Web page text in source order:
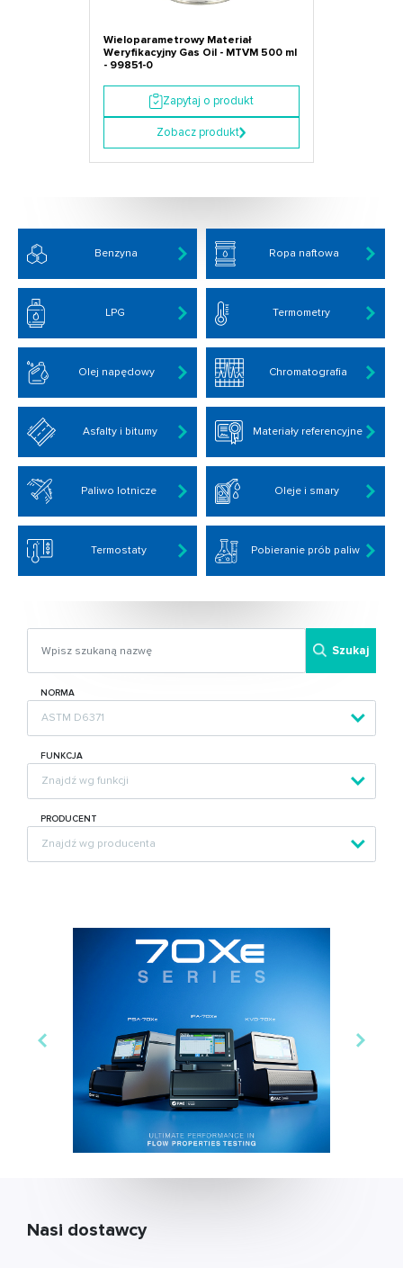
Wieloparametrowy Materiał
Weryfikacyjny Gas Oil - MTVM 500 ml
- 99851-0
Zapytaj o produkt
Zobacz produkt
Benzyna Ropa naftowa
LPG Termometry
Olej napędowy Chromatografia
Asfalty i bitumy Materiały referencyjne
Paliwo lotnicze Oleje i smary
Termostaty Pobieranie prób paliw
Szukaj
NORMA
FUNKCJA
PRODUCENT
Nasi dostawcy